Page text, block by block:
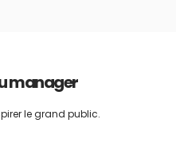
manager
le grand public.